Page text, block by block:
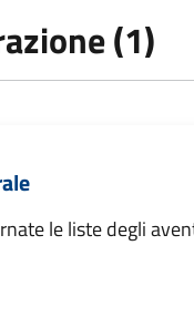
(1)
le liste degli